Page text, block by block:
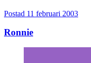
Postad 11 februari 2003
Ronnie